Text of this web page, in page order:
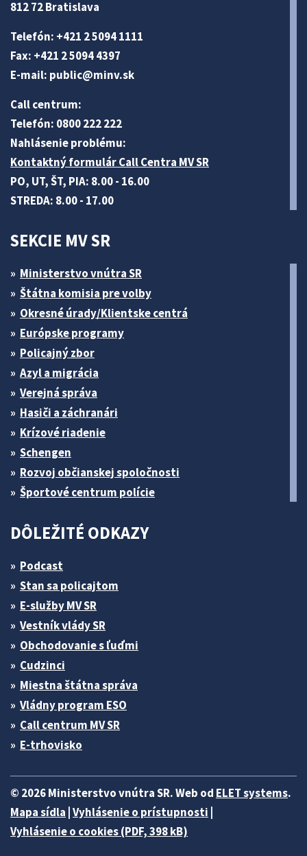
812 72 Bratislava
Telefón: +421 2 5094 1111
Fax: +421 2 5094 4397
E-mail: public@minv.sk
Call centrum:
Telefón: 0800 222 222
Nahlásenie problému:
Kontaktný formulár Call Centra MV SR
PO, UT, ŠT, PIA: 8.00 - 16.00
STREDA: 8.00 - 17.00
SEKCIE MV SR
Ministerstvo vnútra SR
Štátna komisia pre volby
Okresné úrady/Klientske centrá
Európske programy
Policajný zbor
Azyl a migrácia
Verejná správa
Hasiči a záchranári
Krízové riadenie
Schengen
Rozvoj občianskej spoločnosti
Športové centrum polície
DÔLEŽITÉ ODKAZY
Podcast
Stan sa policajtom
E-služby MV SR
Vestník vlády SR
Obchodovanie s ľuďmi
Cudzinci
Miestna štátna správa
Vládny program ESO
Call centrum MV SR
E-trhovisko
© 2026 Ministerstvo vnútra SR. Web od ELET systems.
Mapa sídla Vyhlásenie o prístupnosti
Vyhlásenie o cookies (PDF, 398 kB)